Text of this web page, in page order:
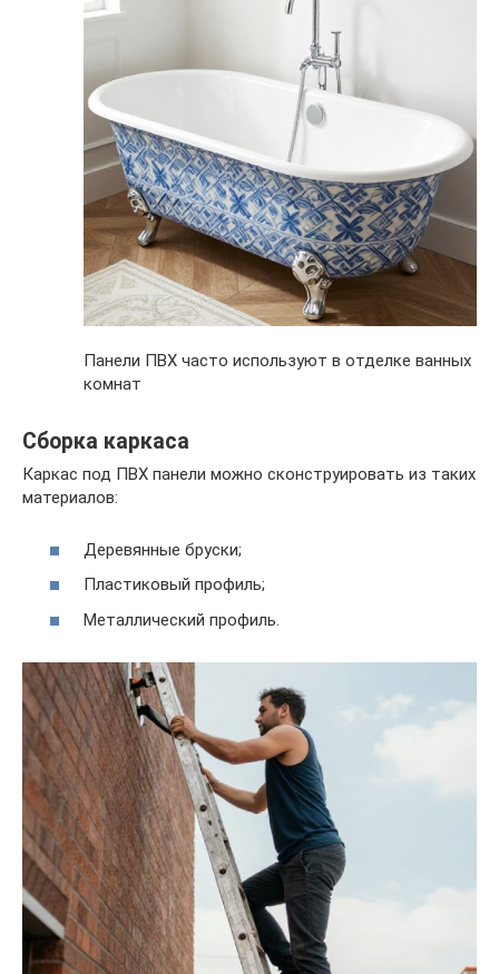
Панели ПВХ часто используют в отделке ванных
комнат
Сборка каркаса
Каркас под ПВХ панели можно сконструировать из таких
материалов:
Деревянные бруски;
Пластиковый профиль;
Металлический профиль.